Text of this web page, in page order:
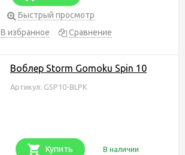
Быстрый просмотр
В избранное
Сравнение
Воблер Storm Gomoku Spin 10
Артикул: GSP10-BLPK
Купить В наличии